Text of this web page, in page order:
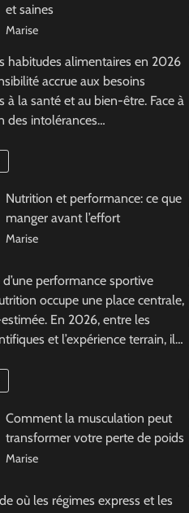
et saines
Marise
habitudes alimentaires en 2026
accrue aux besoins
à la santé et au bien-être. Face à
des intolérances…
Nutrition et performance: ce que
manger avant l’effort
Marise
performance sportive
occupe une place centrale,
En 2026, entre les
et l’expérience terrain, il…
Comment la musculation peut
transformer votre perte de poids
Marise
où les régimes express et les